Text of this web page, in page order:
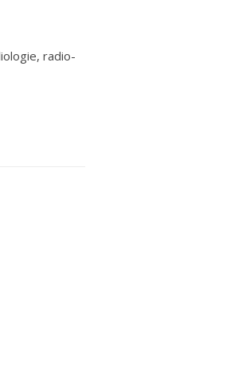
radio-